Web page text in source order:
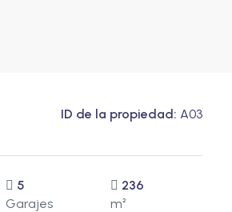
ID de la propiedad: A03
5
Garajes
236
m²